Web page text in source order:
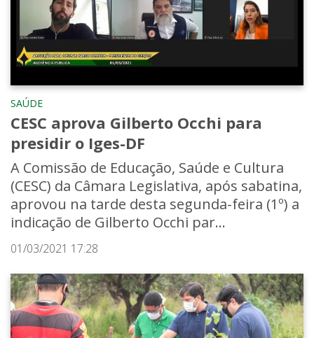
SAÚDE
CESC aprova Gilberto Occhi para
presidir o Iges-DF
A Comissão de Educação, Saúde e Cultura
(CESC) da Câmara Legislativa, após sabatina,
aprovou na tarde desta segunda-feira (1º) a
indicação de Gilberto Occhi par...
01/03/2021 17:28